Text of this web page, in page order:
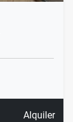
Alquiler